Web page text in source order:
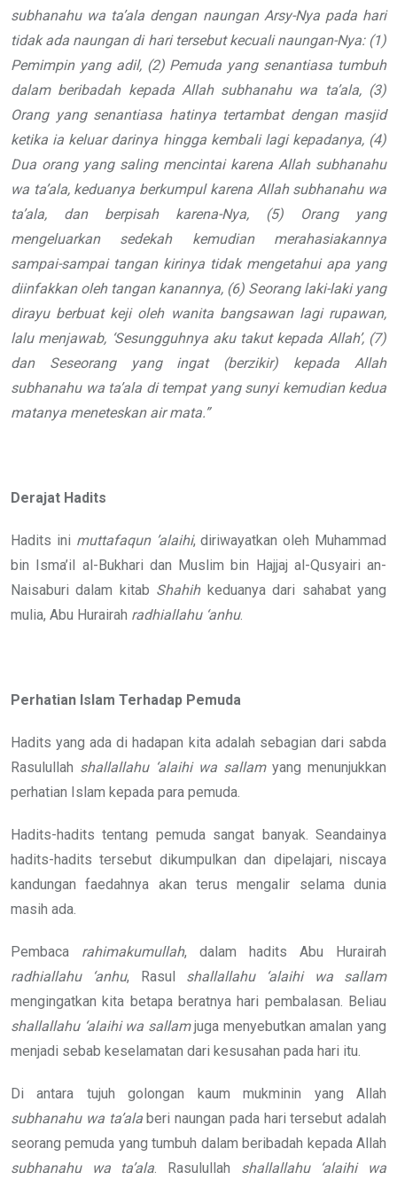
subhanahu wa ta’ala dengan naungan Arsy-Nya pada hari
tidak ada naungan di hari tersebut kecuali naungan-Nya: (1)
Pemimpin yang adil, (2) Pemuda yang senantiasa tumbuh
dalam beribadah kepada Allah subhanahu wa ta’ala, (3)
Orang yang senantiasa hatinya tertambat dengan masjid
ketika ia keluar darinya hingga kembali lagi kepadanya, (4)
Dua orang yang saling mencintai karena Allah subhanahu
wa ta’ala, keduanya berkumpul karena Allah subhanahu wa
ta’ala, dan berpisah karena-Nya, (5) Orang yang
mengeluarkan sedekah kemudian merahasiakannya
sampai-sampai tangan kirinya tidak mengetahui apa yang
diinfakkan oleh tangan kanannya, (6) Seorang laki-laki yang
dirayu berbuat keji oleh wanita bangsawan lagi rupawan,
lalu menjawab, ‘Sesungguhnya aku takut kepada Allah’, (7)
dan Seseorang yang ingat (berzikir) kepada Allah
subhanahu wa ta’ala di tempat yang sunyi kemudian kedua
matanya meneteskan air mata.”
Derajat Hadits
Hadits ini muttafaqun ’alaihi, diriwayatkan oleh Muhammad
bin Isma’il al-Bukhari dan Muslim bin Hajjaj al-Qusyairi an-
Naisaburi dalam kitab Shahihkeduanya dari sahabat yang
mulia, Abu Hurairah radhiallahu ‘anhu.
Perhatian Islam Terhadap Pemuda
Hadits yang ada di hadapan kita adalah sebagian dari sabda
Rasulullah shallallahu ‘alaihi wa sallamyang menunjukkan
perhatian Islam kepada para pemuda.
Hadits-hadits tentang pemuda sangat banyak. Seandainya
hadits-hadits tersebut dikumpulkan dan dipelajari, niscaya
kandungan faedahnya akan terus mengalir selama dunia
masih ada.
Pembaca rahimakumullah, dalam hadits Abu Hurairah
radhiallahu ‘anhu, Rasul shallallahu ‘alaihi wa sallam
mengingatkan kita betapa beratnya hari pembalasan. Beliau
shallallahu ‘alaihi wa sallamjuga menyebutkan amalan yang
menjadi sebab keselamatan dari kesusahan pada hari itu.
Di antara tujuh golongan kaum mukminin yang Allah
subhanahu wa ta’alaberi naungan pada hari tersebut adalah
seorang pemuda yang tumbuh dalam beribadah kepada Allah
subhanahu wa ta’ala . Rasulullah shallallahu ‘alaihi wa